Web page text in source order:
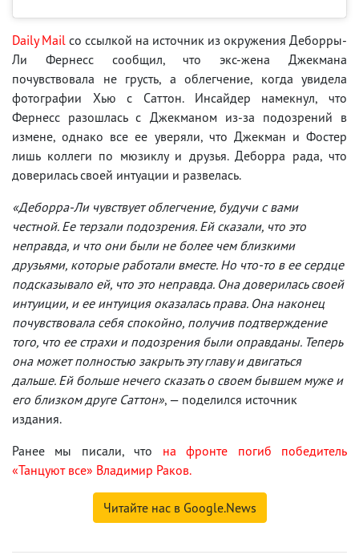
Daily Mail со ссылкой на источник из окружения Деборры-
Ли Фернесс сообщил, что экс-жена Джекмана
почувствовала не грусть, а облегчение, когда увидела
фотографии Хью с Саттон. Инсайдер намекнул, что
Фернесс разошлась с Джекманом из-за подозрений в
измене, однако все ее уверяли, что Джекман и Фостер
лишь коллеги по мюзиклу и друзья. Деборра рада, что
доверилась своей интуации и развелась.
«Деборра-Ли чувствует облегчение, будучи с вами
честной. Ее терзали подозрения. Ей сказали, что это
неправда, и что они были не более чем близкими
друзьями, которые работали вместе. Но что-то в ее сердце
подсказывало ей, что это неправда. Она доверилась своей
интуиции, и ее интуиция оказалась права. Она наконец
почувствовала себя спокойно, получив подтверждение
того, что ее страхи и подозрения были оправданы. Теперь
она может полностью закрыть эту главу и двигаться
дальше. Ей больше нечего сказать о своем бывшем муже и
его близком друге Саттон», — поделился источник
издания.
Ранее мы писали, что на фронте погиб победитель
«Танцуют все» Владимир Раков.
Читайте нас в Google.News